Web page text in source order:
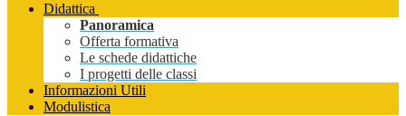
Didattica
Panoramica
Offerta formativa
Le schede didattiche
I progetti delle classi
Informazioni Utili
Modulistica